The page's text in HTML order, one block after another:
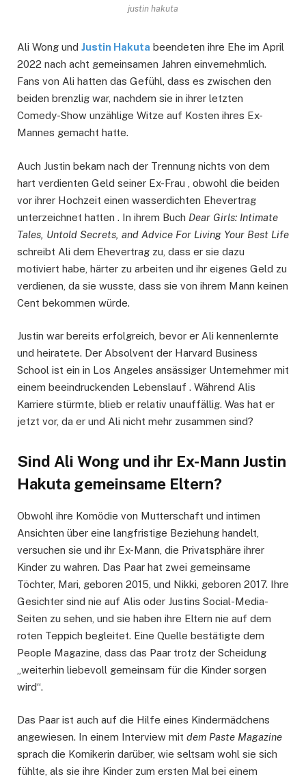
justin hakuta
Ali Wong und Justin Hakuta beendeten ihre Ehe im April
2022 nach acht gemeinsamen Jahren einvernehmlich.
Fans von Ali hatten das Gefühl, dass es zwischen den
beiden brenzlig war, nachdem sie in ihrer letzten
Comedy-Show unzählige Witze auf Kosten ihres Ex-
Mannes gemacht hatte.
Auch Justin bekam nach der Trennung nichts von dem
hart verdienten Geld seiner Ex-Frau , obwohl die beiden
vor ihrer Hochzeit einen wasserdichten Ehevertrag
unterzeichnet hatten . In ihrem Buch Dear Girls: Intimate
Tales, Untold Secrets, and Advice For Living Your Best Life
schreibt Ali dem Ehevertrag zu, dass er sie dazu
motiviert habe, härter zu arbeiten und ihr eigenes Geld zu
verdienen, da sie wusste, dass sie von ihrem Mann keinen
Cent bekommen würde.
Justin war bereits erfolgreich, bevor er Ali kennenlernte
und heiratete. Der Absolvent der Harvard Business
School ist ein in Los Angeles ansässiger Unternehmer mit
einem beeindruckenden Lebenslauf . Während Alis
Karriere stürmte, blieb er relativ unauffällig. Was hat er
jetzt vor, da er und Ali nicht mehr zusammen sind?
Sind Ali Wong und ihr Ex-Mann Justin
Hakuta gemeinsame Eltern?
Obwohl ihre Komödie von Mutterschaft und intimen
Ansichten über eine langfristige Beziehung handelt,
versuchen sie und ihr Ex-Mann, die Privatsphäre ihrer
Kinder zu wahren. Das Paar hat zwei gemeinsame
Töchter, Mari, geboren 2015, und Nikki, geboren 2017. Ihre
Gesichter sind nie auf Alis oder Justins Social-Media-
Seiten zu sehen, und sie haben ihre Eltern nie auf dem
roten Teppich begleitet. Eine Quelle bestätigte dem
People Magazine, dass das Paar trotz der Scheidung
„weiterhin liebevoll gemeinsam für die Kinder sorgen
wird“.
Das Paar ist auch auf die Hilfe eines Kindermädchens
angewiesen. In einem Interview mit dem Paste Magazine
sprach die Komikerin darüber, wie seltsam wohl sie sich
fühlte, als sie ihre Kinder zum ersten Mal bei einem